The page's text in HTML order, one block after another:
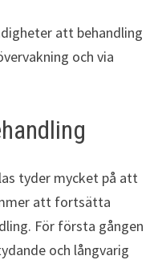
att behandling
och via
tyder mycket på att
att fortsätta
För första gången
och långvarig